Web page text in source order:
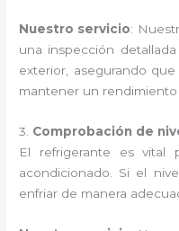
Nuestro servicio:
una inspección
exterior, asegurando
mantener un rendimiento
3. Comprobación de
El refrigerante es vital
acondicionado. Si el
enfriar de manera